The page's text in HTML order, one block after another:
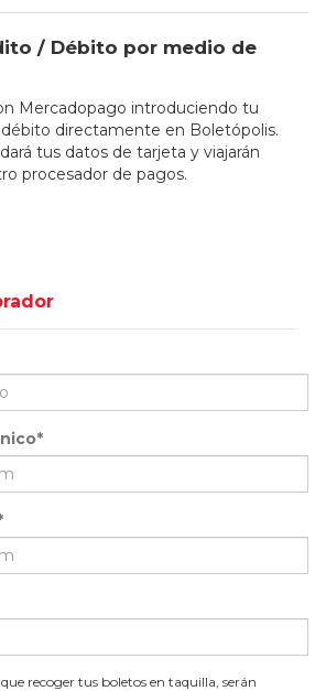
/ Débito por medio de
Mercadopago introduciendo tu
directamente en Boletópolis.
tus datos de tarjeta y viajarán
procesador de pagos.
recoger tus boletos en taquilla, serán